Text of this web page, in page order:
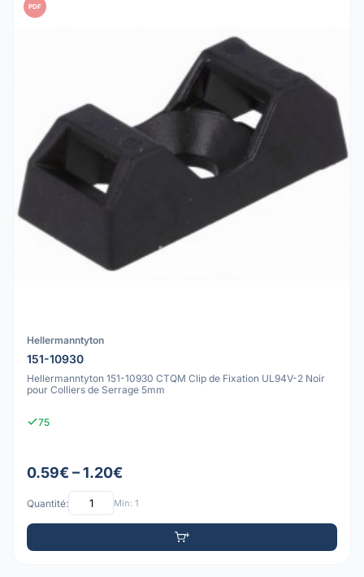
PDF
Hellermanntyton
151-10930
Hellermanntyton 151-10930 CTQM Clip de Fixation UL94V-2 Noir
pour Colliers de Serrage 5mm
75
0.59€ – 1.20€
Quantité: Min: 1